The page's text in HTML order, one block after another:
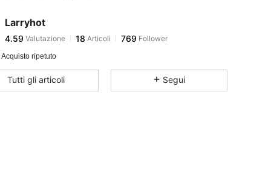
Larryhot
Valutazione
r***opagato1 giorno fa
Acquisto ripetuto
Tutti gli articoli Segui